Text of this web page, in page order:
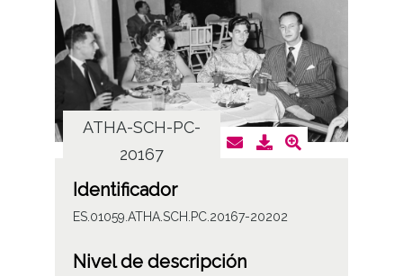
ATHA-SCH-PC-
20167
Identificador
ES.01059.ATHA.SCH.PC.20167-20202
Nivel de descripción